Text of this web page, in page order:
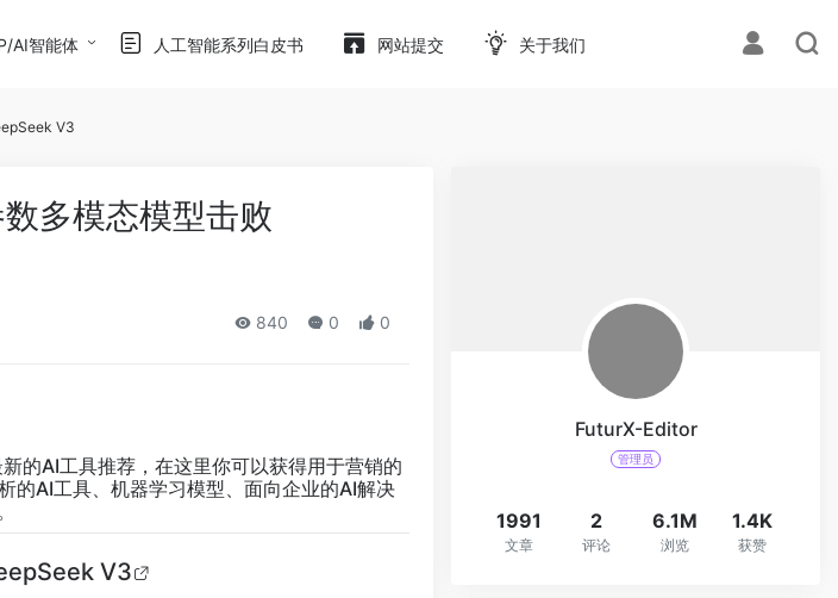
AI智能体 人工智能系列白皮书 网站提交 关于我们
V3
多模态模型击败
840 0 0
的AI工具推荐，在这里你可以获得用于营销的
的AI工具、机器学习模型、面向企业的AI解决
V3
FuturX-Editor
管理员
1991
文章
2
评论
6.1M
浏览
1.4K
获赞